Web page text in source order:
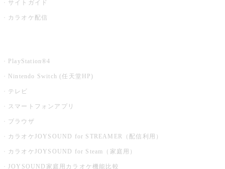
サイトガイド
カラオケ配信
PlayStation®4
Nintendo Switch (任天堂HP)
テレビ
スマートフォンアプリ
ブラウザ
カラオケJOYSOUND for STREAMER（配信利用）
カラオケJOYSOUND for Steam（家庭用）
JOYSOUND家庭用カラオケ機能比較